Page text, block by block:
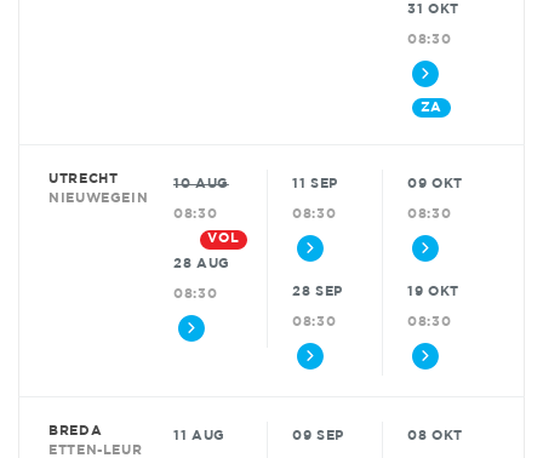
31 OKT
08:30
ZA
UTRECHT
NIEUWEGEIN
10 AUG
08:30
VOL
28 AUG
08:30
11 SEP
08:30
28 SEP
08:30
09 OKT
08:30
19 OKT
08:30
BREDA
ETTEN-LEUR
11 AUG 09 SEP 08 OKT